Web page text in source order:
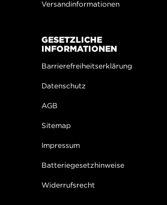
Versandinformationen
GESETZLICHE
INFORMATIONEN
Barrierefreiheitserklärung
Datenschutz
AGB
Sitemap
Impressum
Batteriegesetzhinweise
Widerrufsrecht